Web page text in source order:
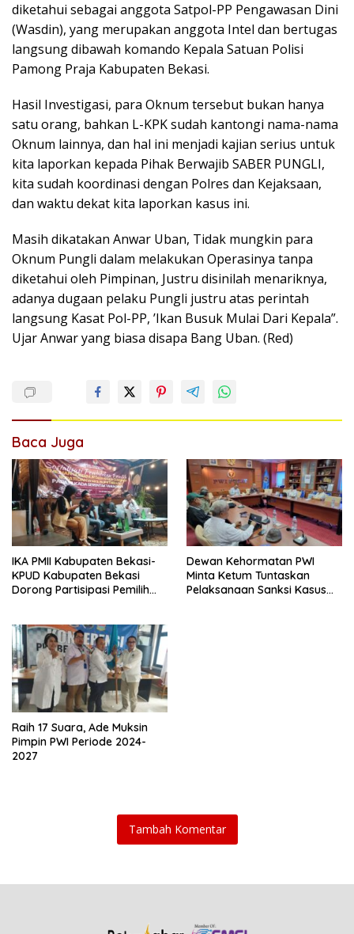
diketahui sebagai anggota Satpol-PP Pengawasan Dini
(Wasdin), yang merupakan anggota Intel dan bertugas
langsung dibawah komando Kepala Satuan Polisi
Pamong Praja Kabupaten Bekasi.
Hasil Investigasi, para Oknum tersebut bukan hanya
satu orang, bahkan L-KPK sudah kantongi nama-nama
Oknum lainnya, dan hal ini menjadi kajian serius untuk
kita laporkan kepada Pihak Berwajib SABER PUNGLI,
kita sudah koordinasi dengan Polres dan Kejaksaan,
dan waktu dekat kita laporkan kasus ini.
Masih dikatakan Anwar Uban, Tidak mungkin para
Oknum Pungli dalam melakukan Operasinya tanpa
diketahui oleh Pimpinan, Justru disinilah menariknya,
adanya dugaan pelaku Pungli justru atas perintah
langsung Kasat Pol-PP, ’Ikan Busuk Mulai Dari Kepala”.
Ujar Anwar yang biasa disapa Bang Uban. (Red)
Baca Juga
IKA PMII Kabupaten Bekasi-
KPUD Kabupaten Bekasi
Dorong Partisipasi Pemilih
Dewan Kehormatan PWI
Minta Ketum Tuntaskan
Pelaksanaan Sanksi Kasus
Raih 17 Suara, Ade Muksin
Pimpin PWI Periode 2024-
2027
Tambah Komentar